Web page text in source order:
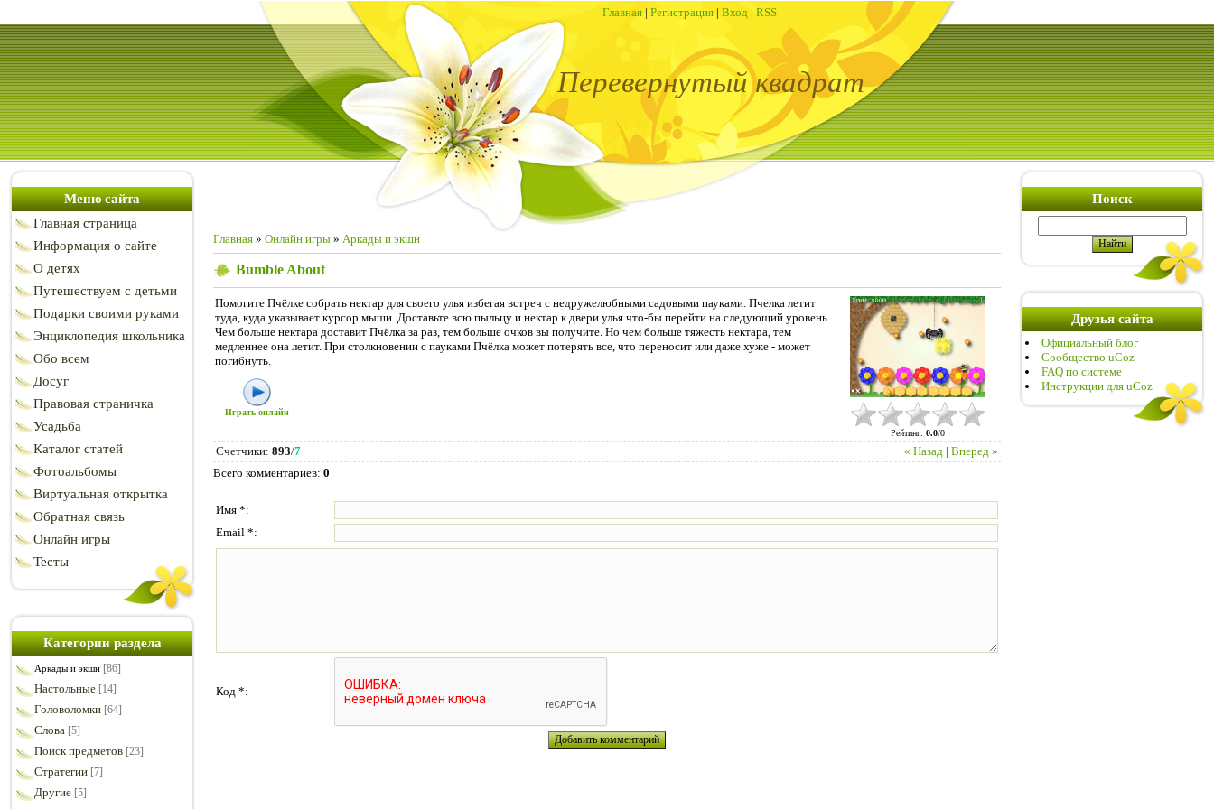
Главная | Регистрация | Вход | RSS
Перевернутый квадрат
Меню сайта
Главная страница
Информация о сайте
О детях
Путешествуем с детьми
Подарки своими руками
Энциклопедия школьника
Обо всем
Досуг
Правовая страничка
Усадьба
Каталог статей
Фотоальбомы
Виртуальная открытка
Обратная связь
Онлайн игры
Тесты
Категории раздела
Аркады и экшн [86]
Настольные [14]
Головоломки [64]
Слова [5]
Поиск предметов [23]
Стратегии [7]
Другие [5]
Главная » Онлайн игры » Аркады и экшн
Bumble About
Помогите Пчёлке собрать нектар для своего улья избегая встреч с недружелюбными садовыми пауками. Пчелка летит
туда, куда указывает курсор мыши. Доставьте всю пыльцу и нектар к двери улья что-бы перейти на следующий уровень.
Чем больше нектара доставит Пчёлка за раз, тем больше очков вы получите. Но чем больше тяжесть нектара, тем
медленнее она летит. При столкновении с пауками Пчёлка может потерять все, что переносит или даже хуже - может
погибнуть.
Играть онлайн
Рейтинг: 0.0/0
« Назад | Вперед »
Счетчики: 893/7
Всего комментариев: 0
Имя *:
Email *:
Код *:
Поиск
Друзья сайта
Официальный блог
Сообщество uCoz
FAQ по системе
Инструкции для uCoz